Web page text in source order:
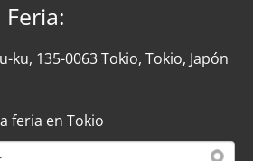
ku, 135-0063 Tokio, Tokio, Japón
feria en Tokio